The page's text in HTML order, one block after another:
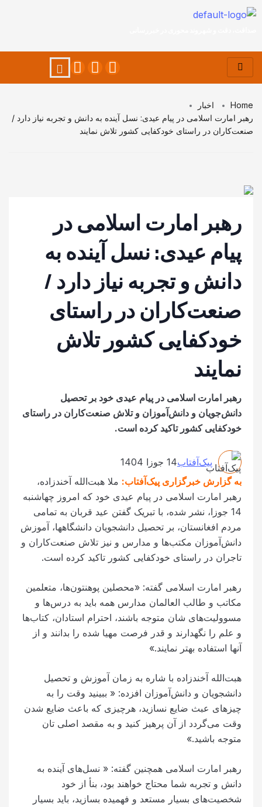
Home
اخبار
رهبر امارت اسلامی در پیام عیدی: نسل آینده به دانش و تجربه نیاز دارد /
صنعت‌کاران در راستای خودکفایی کشور تلاش نمایند
رهبر امارت اسلامی در
پیام عیدی: نسل آینده به
دانش و تجربه نیاز دارد /
صنعت‌کاران در راستای
خودکفایی کشور تلاش
نمایند
رهبر امارت اسلامی در پیام عیدی خود بر تحصیل
دانش‌جویان و دانش‌آموزان و تلاش صنعت‌کاران در راستای
خودکفایی کشور تاکید کرده است.
پیک‌آفتاب14 جوزا 1404
به گزارش خبرگزاری پیک‌آفتاب:ملا هبت‌الله آخندزاده،
رهبر امارت اسلامی در پیام عیدی خود که امروز چهاشنبه
14 جوزا، نشر شده، با تبریک گفتن عید قربان به تمامی
مردم افغانستان، بر تحصیل دانشجویان دانشگاه‎ها، آموزش
دانش‌آموزان مکتب‌ها و مدارس و نیز تلاش صنعت‌کاران و
تاجران در راستای خودکفایی کشور تاکید کرده است.
رهبر امارت اسلامی گفته: «محصلین پوهنتون‌ها، متعلمین
مکاتب و طالب العالمان مدارس همه باید به درس‌ها و
مسوولیت‌های شان متوجه باشند، احترام استادان، کتاب‌ها
و علم را نگهدارند و قدر فرصت مهیا شده را بدانند و از
آنها استفاده بهتر نمایند.»
هبت‌الله آخندزاده با شاره به زمان آموزش و تحصیل
دانشجویان و دانش‌آموزان افزده: « ببینید وقت را به
چیزهای عبث ضایع نسازید، هرچیزی که باعث ضایع شدن
وقت می‌گردد از آن پرهیز کنید و به مقصد اصلی تان
متوجه باشید.»
رهبر امارت اسلامی همچنین گفته: « نسل‌های آینده به
دانش و تجربه شما محتاج خواهند بود، بنأ از خود
شخصیت‌های بسیار مستعد و فهمیده بسازید، باید بسیار